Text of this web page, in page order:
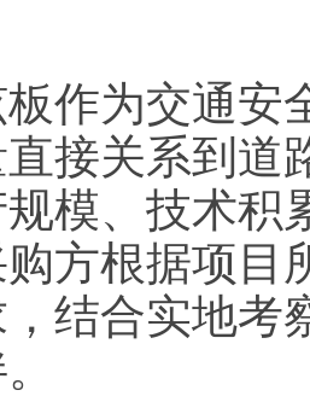
作为交通安
接关系到道
模、技术积
方根据项目
结合实地考